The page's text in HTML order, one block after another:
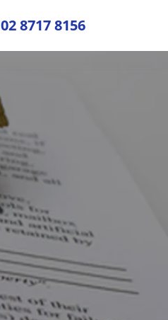
02 8717 8156